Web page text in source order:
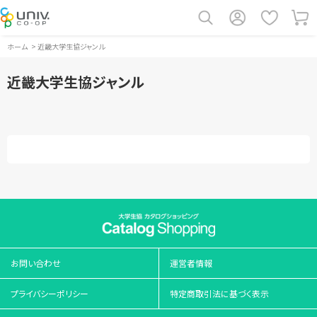
ホーム > 近畿大学生協ジャンル
近畿大学生協ジャンル
お問い合わせ 運営者情報
プライバシーポリシー 特定商取引法に基づく表示